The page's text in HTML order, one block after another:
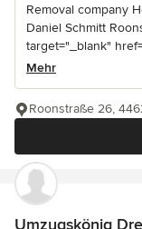
Removal company
Daniel Schmitt
target="_blank"
Mehr
Roonstraße 26,
Umzugskönig